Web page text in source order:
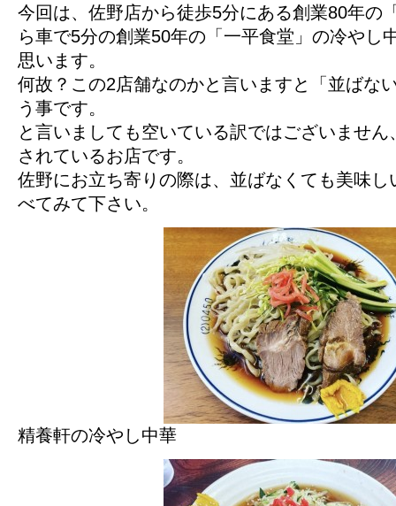
今回は、佐野店から徒歩5分にある創業80年の
ら車で5分の創業50年の「一平食堂」の冷やし
思います。
何故？この2店舗なのかと言いますと「並ばな
う事です。
と言いましても空いている訳ではございませ
されているお店です。
佐野にお立ち寄りの際は、並ばなくても美味
べてみて下さい。
精養軒の冷やし中華